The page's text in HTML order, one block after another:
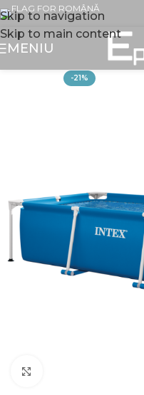
Skip to navigation
Skip to main content
MENIU
-21%